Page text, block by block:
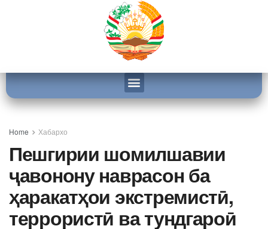
Home Хабархо
Пешгирии шомилшавии
ҷавонону наврасон ба
ҳаракатҳои экстремистӣ,
террористӣ ва тундгароӣ